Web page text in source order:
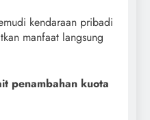
kendaraan pribadi
manfaat langsung
penambahan kuota